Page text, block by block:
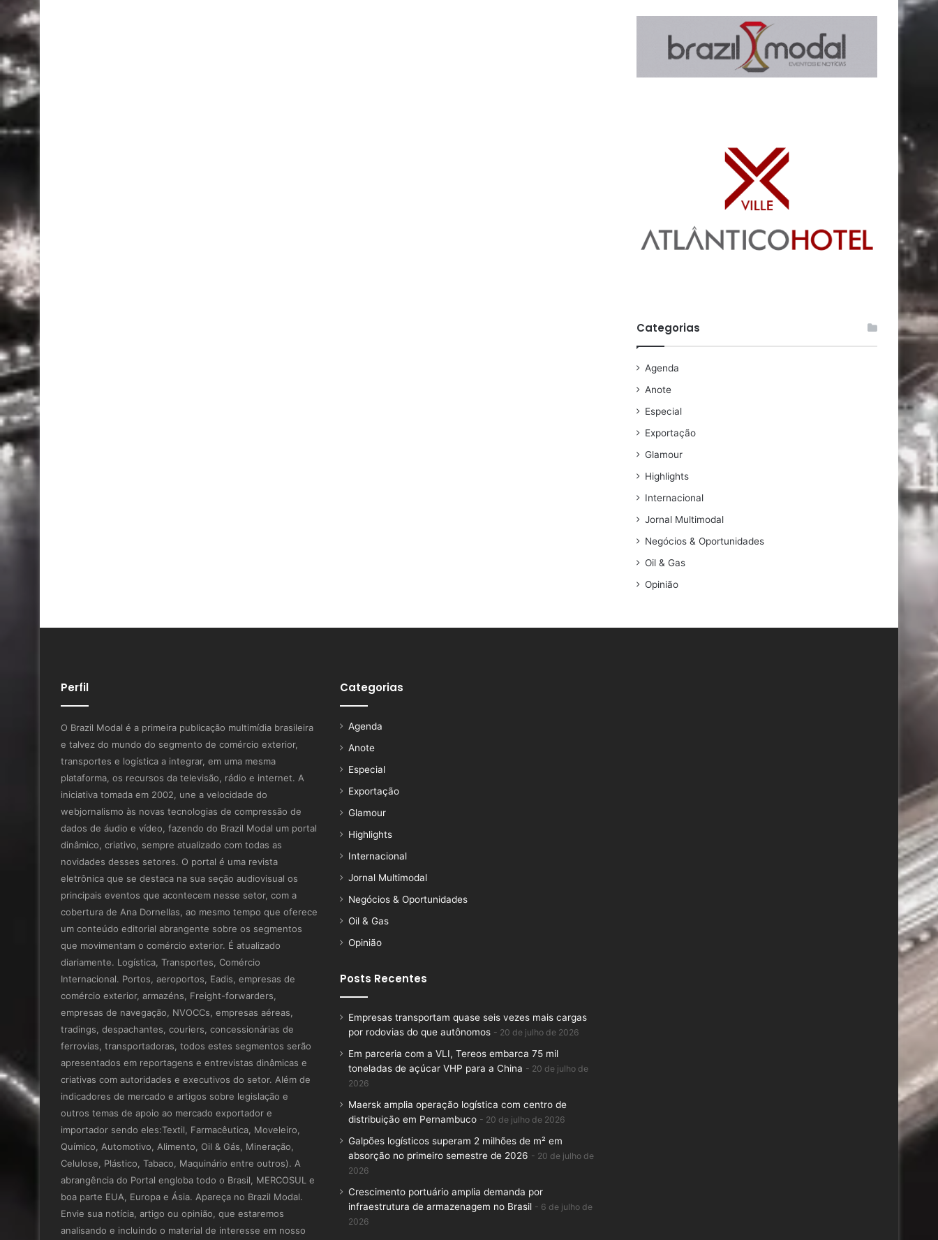
Categorias
Agenda
Anote
Especial
Exportação
Glamour
Highlights
Internacional
Jornal Multimodal
Negócios & Oportunidades
Oil & Gas
Opinião
Perfil
O Brazil Modal é a primeira publicação multimídia brasileira
e talvez do mundo do segmento de comércio exterior,
transportes e logística a integrar, em uma mesma
plataforma, os recursos da televisão, rádio e internet. A
iniciativa tomada em 2002, une a velocidade do
webjornalismo às novas tecnologias de compressão de
dados de áudio e vídeo, fazendo do Brazil Modal um portal
dinâmico, criativo, sempre atualizado com todas as
novidades desses setores. O portal é uma revista
eletrônica que se destaca na sua seção audiovisual os
principais eventos que acontecem nesse setor, com a
cobertura de Ana Dornellas, ao mesmo tempo que oferece
um conteúdo editorial abrangente sobre os segmentos
que movimentam o comércio exterior. É atualizado
diariamente. Logística, Transportes, Comércio
Internacional. Portos, aeroportos, Eadis, empresas de
comércio exterior, armazéns, Freight-forwarders,
empresas de navegação, NVOCCs, empresas aéreas,
tradings, despachantes, couriers, concessionárias de
ferrovias, transportadoras, todos estes segmentos serão
apresentados em reportagens e entrevistas dinâmicas e
criativas com autoridades e executivos do setor. Além de
indicadores de mercado e artigos sobre legislação e
outros temas de apoio ao mercado exportador e
importador sendo eles:Textil, Farmacêutica, Moveleiro,
Químico, Automotivo, Alimento, Oil & Gás, Mineração,
Celulose, Plástico, Tabaco, Maquinário entre outros). A
abrangência do Portal engloba todo o Brasil, MERCOSUL e
boa parte EUA, Europa e Ásia. Apareça no Brazil Modal.
Envie sua notícia, artigo ou opinião, que estaremos
analisando e incluindo o material de interesse em nosso
Categorias
Agenda
Anote
Especial
Exportação
Glamour
Highlights
Internacional
Jornal Multimodal
Negócios & Oportunidades
Oil & Gas
Opinião
Posts Recentes
Empresas transportam quase seis vezes mais cargas
por rodovias do que autônomos
20 de julho de 2026
Em parceria com a VLI, Tereos embarca 75 mil
toneladas de açúcar VHP para a China
20 de julho de
2026
Maersk amplia operação logística com centro de
distribuição em Pernambuco
20 de julho de 2026
Galpões logísticos superam 2 milhões de m² em
absorção no primeiro semestre de 2026
20 de julho de
2026
Crescimento portuário amplia demanda por
infraestrutura de armazenagem no Brasil
6 de julho de
2026